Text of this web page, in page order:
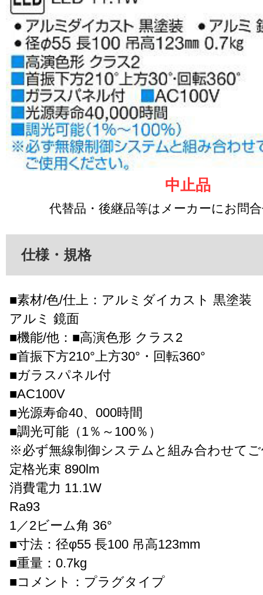
中止品
代替品・後継品等はメーカーにお問
仕様・規格
■素材/色/仕上：アルミダイカスト 黒塗装
アルミ 鏡面
■機能/他：■高演色形 クラス2
■首振下方210°上方30°・回転360°
■ガラスパネル付
■AC100V
■光源寿命40、000時間
■調光可能（1％～100％）
※必ず無線制御システムと組み合わせて
定格光束 890lm
消費電力 11.1W
Ra93
1／2ビーム角 36°
■寸法：径φ55 長100 吊高123mm
■重量：0.7kg
■コメント：プラグタイプ